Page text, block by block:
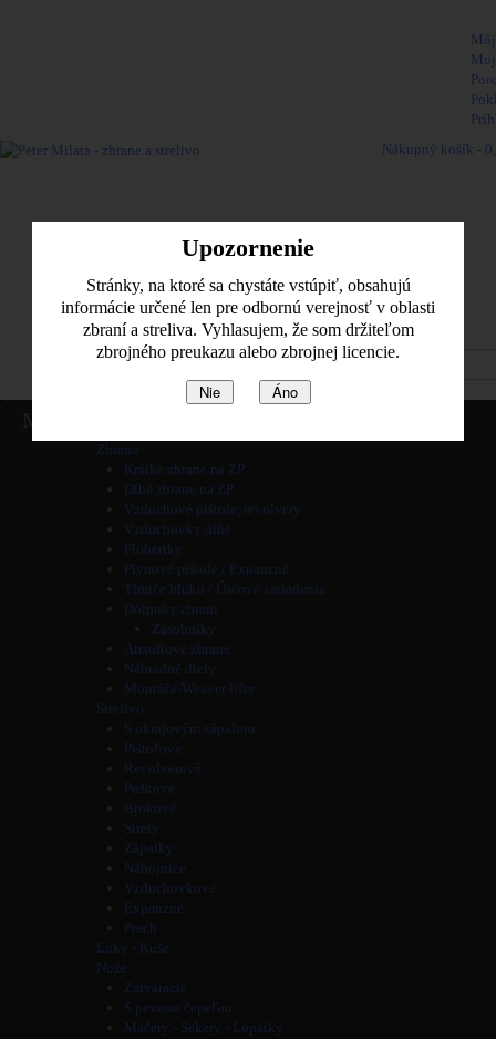
Upozornenie
Stránky, na ktoré sa chystáte vstúpiť, obsahujú
informácie určené len pre odbornú verejnosť v oblasti
zbraní a streliva. Vyhlasujem, že som držiteľom
zbrojného preukazu alebo zbrojnej licencie.
Nie Áno
Nákupný košík -
Pozrieť košik
Zbrane
Krátke zbrane na ZP
Dlhé zbrane na ZP
Vzduchové pištole, revolvery
Vzduchovky dlhé
Flobertky
Plynové pištole / Expanzné
Tlmiče hluku / Úsťové zariadenia
Dolpnky zbraní
Zásobníky
Airsoftové zbrane
Náhradné diely
Montáže-Weaver lišty
Strelivo
S okrajovým zápalom
Pištoľové
Revolverové
Puškové
Brokové
Strely
Zápalky
Nábojnice
Vzduchovkové
Expanzné
Prach
Luky - Kuše
Nože
Zatváracie
S pevnou čepeľou
Mačety - Sekery - Lopatky